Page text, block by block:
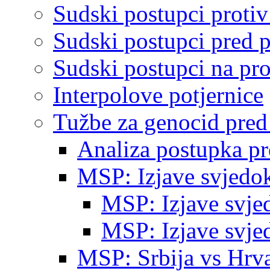
Sudski postupci
Sudski postupci pred
Sudski postupci na
Interpolove potjernice
Tužbe za genocid
Analiza postupka
MSP: Izjave
MSP: Izjave
MSP: Izjave
MSP: Srbija vs